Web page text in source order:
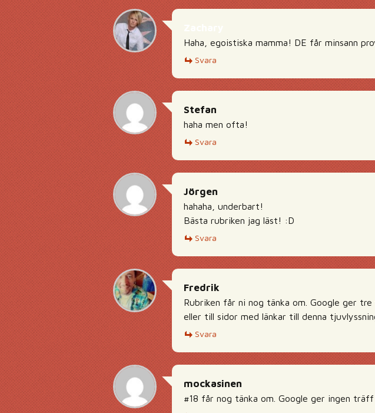
Haha, egoistiska mamma! DE får minsann
Svara
Stefan
haha men ofta!
Svara
Jörgen
hahaha, underbart!
Bästa rubriken jag läst! :D
Svara
Fredrik
Rubriken får ni nog tänka om. Google ger
eller till sidor med länkar till denna
Svara
mockasinen
#18 får nog tänka om. Google ger ingen träff